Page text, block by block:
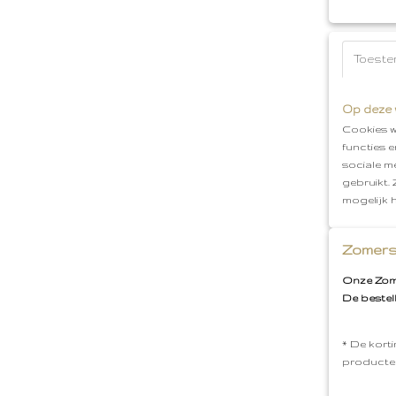
Op deze
Cookies
functies
sociale
gebruikt.
mogelijk
Onze
De
* De